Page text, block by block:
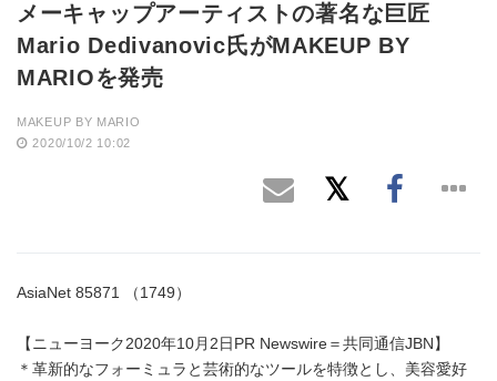
メーキャップアーティストの著名な巨匠
Mario Dedivanovic氏がMAKEUP BY
MARIOを発売
MAKEUP BY MARIO
2020/10/2 10:02
AsiaNet 85871 （1749）
【ニューヨーク2020年10月2日PR Newswire＝共同通信JBN】
＊革新的なフォーミュラと芸術的なツールを特徴とし、美容愛好